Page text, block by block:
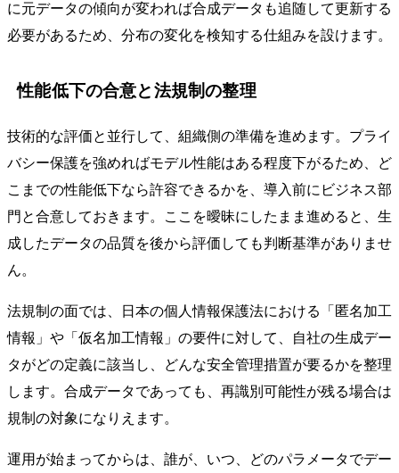
に元データの傾向が変われば合成データも追随して更新する
必要があるため、分布の変化を検知する仕組みを設けます。
性能低下の合意と法規制の整理
技術的な評価と並行して、組織側の準備を進めます。プライ
バシー保護を強めればモデル性能はある程度下がるため、ど
こまでの性能低下なら許容できるかを、導入前にビジネス部
門と合意しておきます。ここを曖昧にしたまま進めると、生
成したデータの品質を後から評価しても判断基準がありませ
ん。
法規制の面では、日本の個人情報保護法における「匿名加工
情報」や「仮名加工情報」の要件に対して、自社の生成デー
タがどの定義に該当し、どんな安全管理措置が要るかを整理
します。合成データであっても、再識別可能性が残る場合は
規制の対象になりえます。
運用が始まってからは、誰が、いつ、どのパラメータでデー